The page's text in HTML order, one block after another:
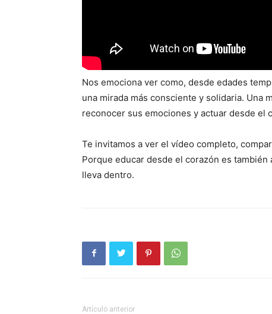
Nos emociona ver como, desde edades
una mirada más consciente y solidaria. Una
reconocer sus emociones y actuar desde el
Te invitamos a ver el vídeo completo,
Porque educar desde el corazón es
lleva dentro.
Artículo anterior